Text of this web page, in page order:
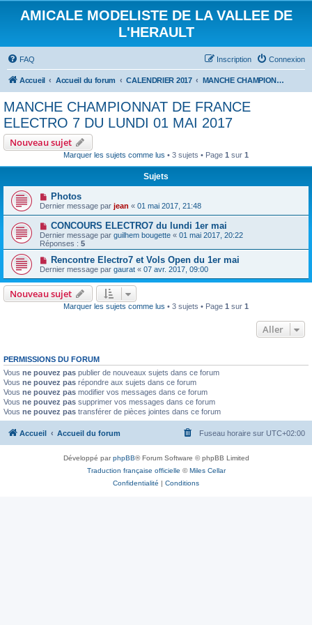
AMICALE MODELISTE DE LA VALLEE DE
L'HERAULT
FAQ Connexion
Inscription
Accueil Accueil du forum CALENDRIER 2017 MANCHE CHAMPIONNAT DE FRANCE ELECTRO 7 DU LUNDI 01 MAI 2017
MANCHE CHAMPIONNAT DE FRANCE
ELECTRO 7 DU LUNDI 01 MAI 2017
Nouveau sujet
Marquer les sujets comme lus • 3 sujets • Page 1 sur 1
Sujets
Photos
Dernier message par jean « 01 mai 2017, 21:48
CONCOURS ELECTRO7 du lundi 1er mai
Dernier message par guilhem bougette « 01 mai 2017, 20:22
Réponses : 5
Rencontre Electro7 et Vols Open du 1er mai
Dernier message par gaurat « 07 avr. 2017, 09:00
Nouveau sujet
Marquer les sujets comme lus • 3 sujets • Page 1 sur 1
Aller
PERMISSIONS DU FORUM
Vous ne pouvez pas publier de nouveaux sujets dans ce forum
Vous ne pouvez pas répondre aux sujets dans ce forum
Vous ne pouvez pas modifier vos messages dans ce forum
Vous ne pouvez pas supprimer vos messages dans ce forum
Vous ne pouvez pas transférer de pièces jointes dans ce forum
Accueil Accueil du forum Fuseau horaire sur UTC+02:00
Développé parphpBB® Forum Software © phpBB Limited
Traduction française officielle ©Miles Cellar
Confidentialité | Conditions